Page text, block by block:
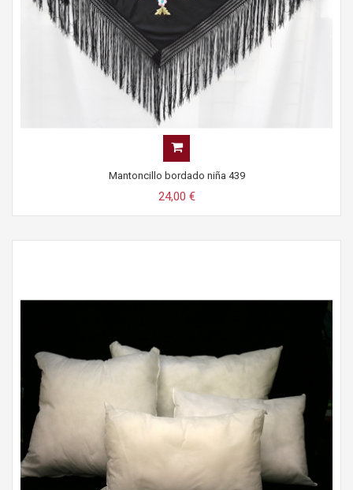
Mantoncillo bordado niña 439
24,00 €